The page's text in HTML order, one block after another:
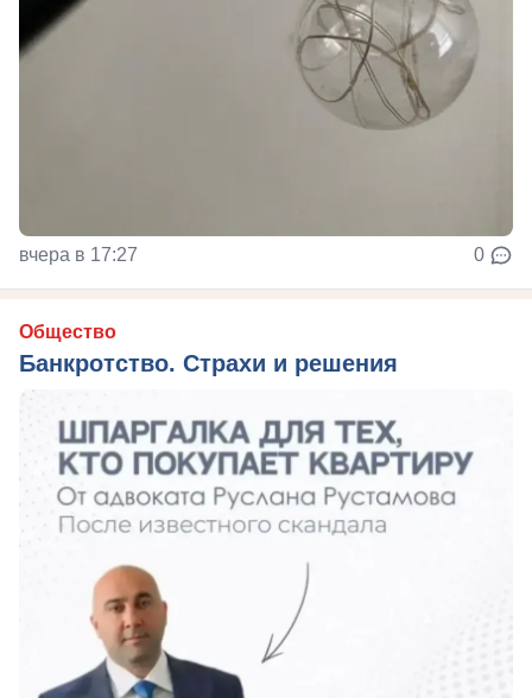
вчера в 17:27 0
Общество
Банкротство. Страхи и решения